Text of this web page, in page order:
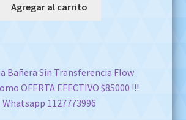
Agregar al carrito